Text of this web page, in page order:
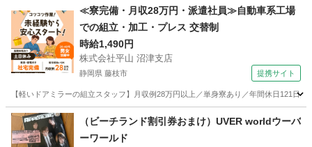
南桜井駅 雑誌 ビーチ
≪寮完備・月収28万円・派遣社員≫自動車系工場
での組立・加工・プレス 交替制
時給1,490円
株式会社平山 沼津支店
静岡県 藤枝市 提携サイト
【軽いドアミラーの組立スタッフ】月収例28万円以上／単身寮あり／年間休日121
静岡 藤枝市 その他
（ビーチランド割引券おまけ）UVER worldウーバ
ーワールド